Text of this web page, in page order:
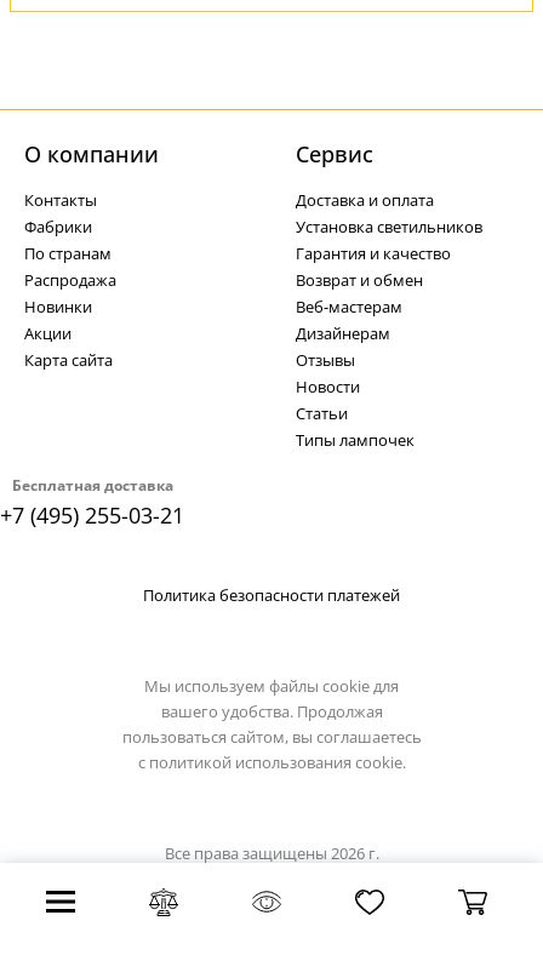
Бесплатная доставка
+7 (495) 255-03-21
О компании
Контакты
Фабрики
По странам
Распродажа
Новинки
Акции
Карта сайта
Cервис
Доставка и оплата
Установка светильников
Гарантия и качество
Возврат и обмен
Веб-мастерам
Дизайнерам
Отзывы
Новости
Статьи
Типы лампочек
Политика безопасности платежей
Мы используем файлы cookie для
вашего удобства. Продолжая
пользоваться сайтом, вы соглашаетесь
с политикой использования cookie.
Все права защищены 2026 г.